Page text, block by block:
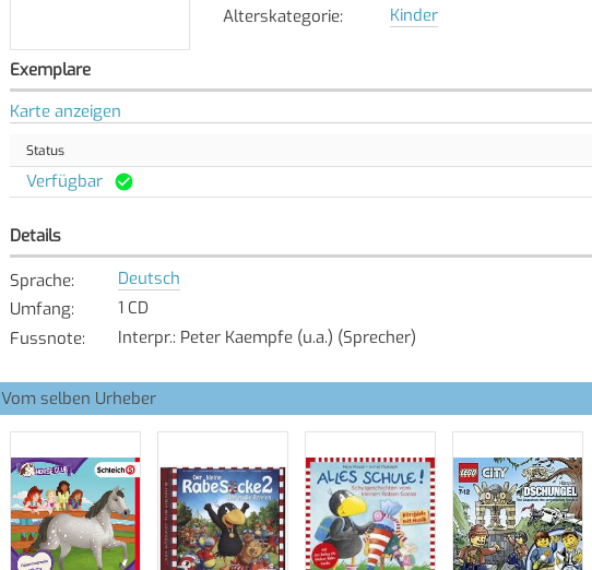
Alterskategorie: Kinder
Exemplare
Karte anzeigen
Status
Verfügbar
Details
Sprache:
Deutsch
Umfang:
1 CD
Fussnote: Interpr.: Peter Kaempfe (u.a.) (Sprecher)
Vom selben Urheber